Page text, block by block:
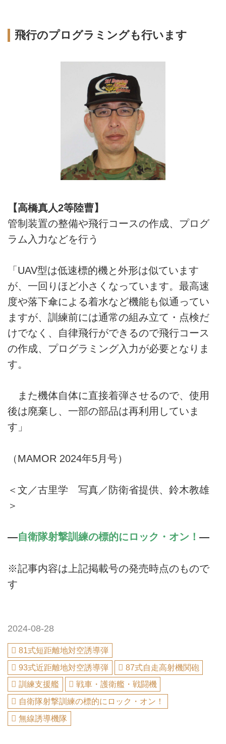
飛行のプログラミングも行います
【高橋真人2等陸曹】
管制装置の整備や飛行コースの作成、プログ
ラム入力などを行う
「UAV型は低速標的機と外形は似ています
が、一回りほど小さくなっています。最高速
度や落下傘による着水など機能も似通ってい
ますが、訓練前には通常の組み立て・点検だ
けでなく、自律飛行ができるので飛行コース
の作成、プログラミング入力が必要となりま
す。
また機体自体に直接着弾させるので、使用
後は廃棄し、一部の部品は再利用していま
す」
（MAMOR 2024年5月号）
＜文／古里学 写真／防衛省提供、鈴木教雄
＞
―自衛隊射撃訓練の標的にロック・オン！ ―
※記事内容は上記掲載号の発売時点のもので
す
2024-08-28
81式短距離地対空誘導弾
93式近距離地対空誘導弾
87式自走高射機関砲
訓練支援艦
戦車・護衛艦・戦闘機
自衛隊射撃訓練の標的にロック・オン！
無線誘導機隊